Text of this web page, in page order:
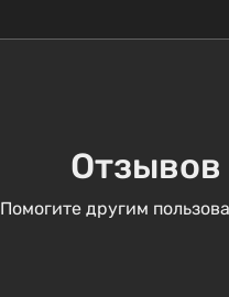
Помогите другим